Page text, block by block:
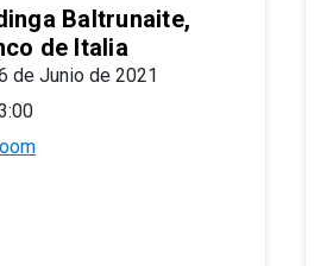
Baltrunaite,
de Italia
de Junio de 2021